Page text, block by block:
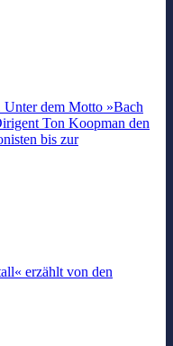
Unter dem Motto »Bach
Ton Koopman den
bis zur
erzählt von den